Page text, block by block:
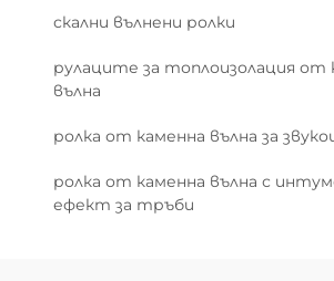
скални вълнени ролки
рулаците за топлоизолация от
вълна
ролка от каменна вълна за
ролка от каменна вълна с
ефект за тръби